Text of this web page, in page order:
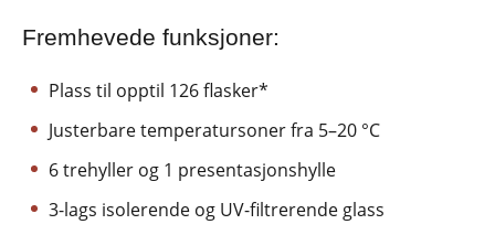
Fremhevede funksjoner:
Plass til opptil 126 flasker*
Justerbare temperatursoner fra 5–20 °C
6 trehyller og 1 presentasjonshylle
3-lags isolerende og UV-filtrerende glass